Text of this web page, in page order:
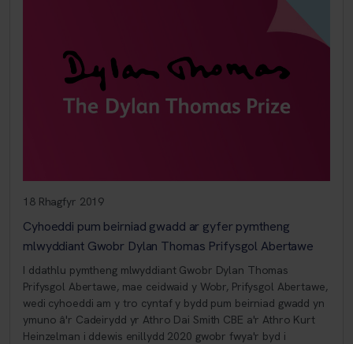
18 Rhagfyr 2019
Cyhoeddi pum beirniad gwadd ar gyfer pymtheng
mlwyddiant Gwobr Dylan Thomas Prifysgol Abertawe
I ddathlu pymtheng mlwyddiant Gwobr Dylan Thomas
Prifysgol Abertawe, mae ceidwaid y Wobr, Prifysgol Abertawe,
wedi cyhoeddi am y tro cyntaf y bydd pum beirniad gwadd yn
ymuno â'r Cadeirydd yr Athro Dai Smith CBE a'r Athro Kurt
Heinzelman i ddewis enillydd 2020 gwobr fwya'r byd i